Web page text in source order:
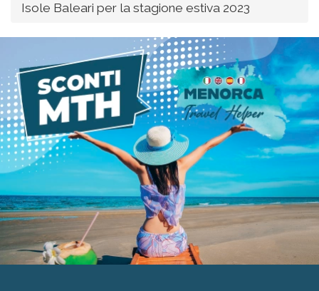
Isole Baleari per la stagione estiva 2023